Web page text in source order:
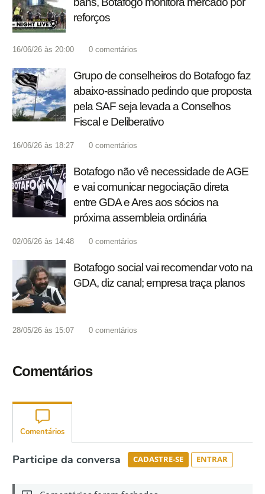
reforços
16/06/26 às 20:00 0 comentários
Grupo de conselheiros do Botafogo faz
abaixo-assinado pedindo que proposta
pela SAF seja levada a Conselhos
Fiscal e Deliberativo
16/06/26 às 18:27 0 comentários
Botafogo não vê necessidade de AGE
e vai comunicar negociação direta
entre GDA e Ares aos sócios na
próxima assembleia ordinária
02/06/26 às 14:48 0 comentários
Botafogo social vai recomendar voto na
GDA, diz canal; empresa traça planos
28/05/26 às 15:07 0 comentários
Comentários